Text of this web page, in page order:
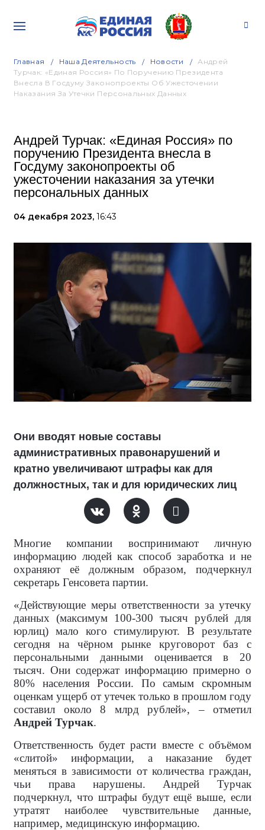
Главная Наша Деятельность Новости
Андрей
Турчак: «Единая Россия» По Поручению Президента
Внесла В Госдуму Законопроекты Об Ужесточении
Наказания За Утечки Персональных Данных
Андрей Турчак: «Единая Россия» по
поручению Президента внесла в
Госдуму законопроекты об
ужесточении наказания за утечки
персональных данных
04 декабря 2023, 16:43
Они вводят новые составы
административных правонарушений и
кратно увеличивают штрафы как для
должностных, так и для юридических лиц
Многие компании воспринимают личную
информацию людей как способ заработка и не
охраняют её должным образом, подчеркнул
секретарь Генсовета партии.
«Действующие меры ответственности за утечку
данных (максимум 100-300 тысяч рублей для
юрлиц) мало кого стимулируют. В результате
сегодня на чёрном рынке круговорот баз с
персональными данными оценивается в 20
тысяч. Они содержат информацию примерно о
80% населения России. По самым скромным
оценкам ущерб от утечек только в прошлом году
составил около 8 млрд рублей», – отметил
Андрей Турчак.
Ответственность будет расти вместе с объёмом
«слитой» информации, а наказание будет
меняться в зависимости от количества граждан,
чьи права нарушены. Андрей Турчак
подчеркнул, что штрафы будут ещё выше, если
утратят наиболее чувствительные данные,
например, медицинскую информацию.